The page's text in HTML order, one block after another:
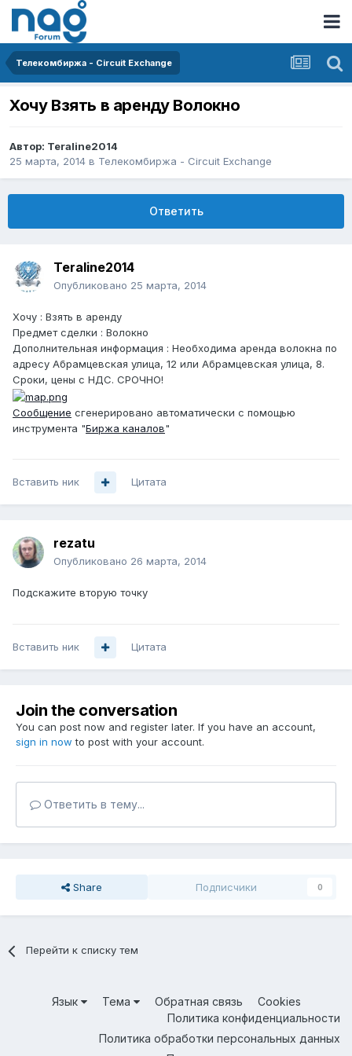
Телекомбиржа - Circuit Exchange
Хочу Взять в аренду Волокно
Автор: Teraline2014
25 марта, 2014 в Телекомбиржа - Circuit Exchange
Ответить
Teraline2014
Опубликовано 25 марта, 2014
Хочу : Взять в аренду
Предмет сделки : Волокно
Дополнительная информация : Необходима аренда волокна по
адресу Абрамцевская улица, 12 или Абрамцевская улица, 8.
Сроки, цены с НДС. СРОЧНО!
Сообщение сгенерировано автоматически с помощью
инструмента "Биржа каналов"
Вставить ник Цитата
rezatu
Опубликовано 26 марта, 2014
Подскажите вторую точку
Вставить ник Цитата
Join the conversation
You can post now and register later. If you have an account,
sign in now to post with your account.
Ответить в тему...
Share Подписчики 0
Перейти к списку тем
Язык Тема Обратная связь
Cookies
Политика конфиденциальности
Политика обработки персональных данных